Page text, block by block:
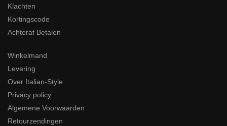
Klachten
Kortingscode
Achteraf Betalen
Winkelmand
Levering
Over Italian-Style
Privacy policy
Algemene Voorwaarden
Retourzendingen